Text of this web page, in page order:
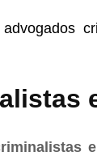
advogados